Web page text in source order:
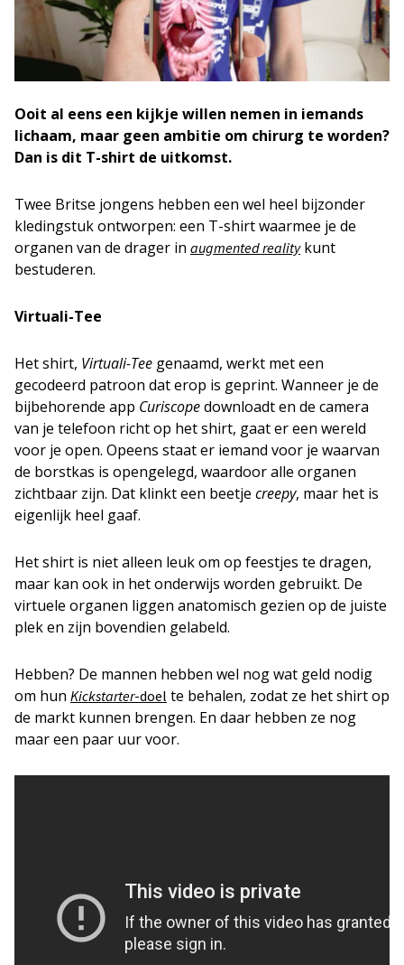
Ooit al eens een kijkje willen nemen in iemands
lichaam, maar geen ambitie om chirurg te worden?
Dan is dit T-shirt de uitkomst.
Twee Britse jongens hebben een wel heel bijzonder
kledingstuk ontworpen: een T-shirt waarmee je de
organen van de drager in augmentedrealitykunt
bestuderen.
Virtuali-Tee
Het shirt, Virtuali-Tee genaamd, werkt met een
gecodeerd patroon dat erop is geprint. Wanneer je de
bijbehorende app Curiscopedownloadt en de camera
van je telefoon richt op het shirt, gaat er een wereld
voor je open. Opeens staat er iemand voor je waarvan
de borstkas is opengelegd, waardoor alle organen
zichtbaar zijn. Dat klinkt een beetje creepy, maar het is
eigenlijk heel gaaf.
Het shirt is niet alleen leuk om op feestjes te dragen,
maar kan ook in het onderwijs worden gebruikt. De
virtuele organen liggen anatomisch gezien op de juiste
plek en zijn bovendien gelabeld.
Hebben? De mannen hebben wel nog wat geld nodig
om hun Kickstarter-doel te behalen, zodat ze het shirt op
de markt kunnen brengen. En daar hebben ze nog
maar een paar uur voor.